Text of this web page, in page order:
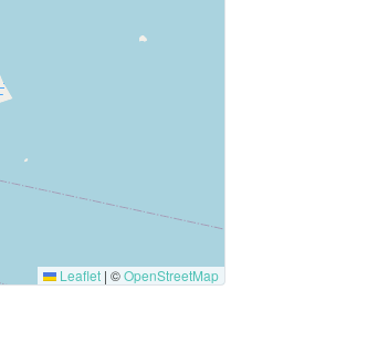
Leaflet | ©OpenStreetMap